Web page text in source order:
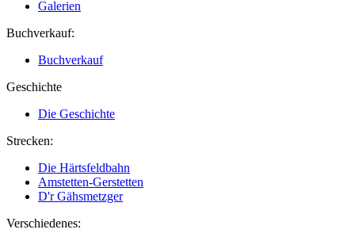
Galerien
Buchverkauf:
Buchverkauf
Geschichte
Die Geschichte
Strecken:
Die Härtsfeldbahn
Amstetten-Gerstetten
D'r Gähsmetzger
Verschiedenes: